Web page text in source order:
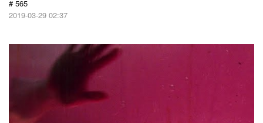
# 565
2019-03-29 02:37